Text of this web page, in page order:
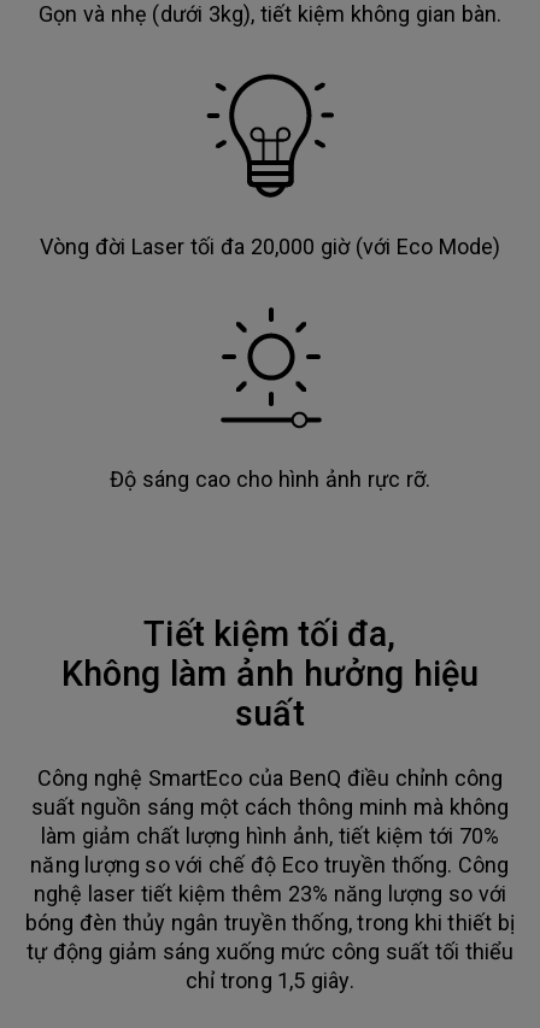
Gọn và nhẹ (dưới 3kg), tiết kiệm không gian bàn.
Vòng đời Laser tối đa 20,000 giờ (với Eco Mode)
Độ sáng cao cho hình ảnh rực rỡ.
Tiết kiệm tối đa,
Không làm ảnh hưởng hiệu
suất
Công nghệ SmartEco của BenQ điều chỉnh công
suất nguồn sáng một cách thông minh mà không
làm giảm chất lượng hình ảnh, tiết kiệm tới 70%
năng lượng so với chế độ Eco truyền thống. Công
nghệ laser tiết kiệm thêm 23% năng lượng so với
bóng đèn thủy ngân truyền thống, trong khi thiết bị
tự động giảm sáng xuống mức công suất tối thiểu
chỉ trong 1,5 giây.